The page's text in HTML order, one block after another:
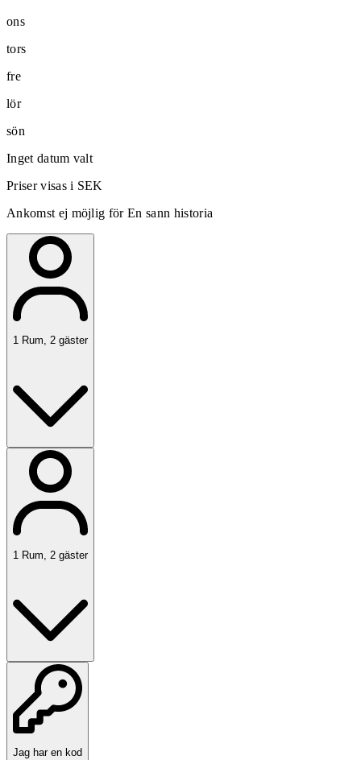
ons
tors
fre
lör
sön
Inget datum valt
Priser visas i SEK
Ankomst ej möjlig för En sann historia
1 Rum, 2 gäster
1 Rum 2 gäster
Jag har en kod